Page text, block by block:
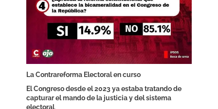
La Contrareforma Electoral en curso
El Congreso desde el 2023 ya estaba tratando de
capturar el mando de la justicia y del sistema
electoral.